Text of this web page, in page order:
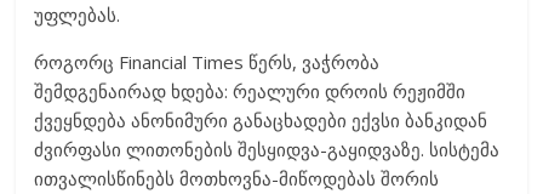
უფლებას.
როგორც Financial Times წერს, ვაჭრობა
შემდგენაირად ხდება: რეალური დროის რეჟიმში
ქვეყნდება ანონიმური განაცხადები ექვსი ბანკიდან
ძვირფასი ლითონების შესყიდვა-გაყიდვაზე. სისტემა
ითვალისწინებს მოთხოვნა-მიწოდებას შორის